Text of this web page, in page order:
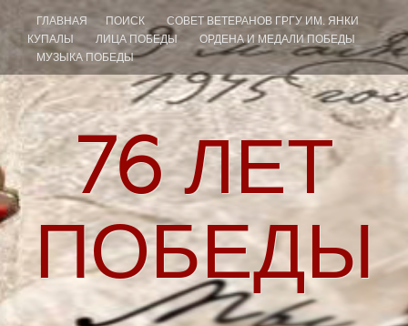
ГЛАВНАЯ ПОИСК
СОВЕТ ВЕТЕРАНОВ ГРГУ ИМ. ЯНКИ
КУПАЛЫ
ЛИЦА ПОБЕДЫ
ОРДЕНА И МЕДАЛИ ПОБЕДЫ
МУЗЫКА ПОБЕДЫ
76ЛЕТ
ПОБЕДЫ